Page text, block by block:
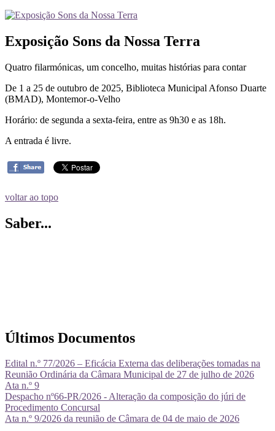
Exposição Sons da Nossa Terra
Quatro filarmónicas, um concelho, muitas histórias para contar
De 1 a 25 de outubro de 2025, Biblioteca Municipal Afonso Duarte
(BMAD), Montemor-o-Velho
Horário: de segunda a sexta-feira, entre as 9h30 e as 18h.
A entrada é livre.
voltar ao topo
Saber...
Últimos Documentos
Edital n.º 77/2026 – Eficácia Externa das deliberações tomadas na
Reunião Ordinária da Câmara Municipal de 27 de julho de 2026
Ata n.º 9
Despacho nº66-PR/2026 - Alteração da composição do júri de
Procedimento Concursal
Ata n.º 9/2026 da reunião de Câmara de 04 de maio de 2026